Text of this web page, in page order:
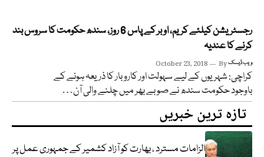
رجسٹریشن کیلئے کریم، اوبر کے پاس 6 روز، سندھ حکومت کا سروس بند
کرنے کا عندیہ
October 23, 2018 Byویب ڈیسک
کراچی: شہریوں کے لیے سہولت اور کاروبار کا ذریعہ ہونے کے
باوجود حکومت سندھ نے صوبے بھر میں چلنے والی آن…
تازہ ترین خبریں
الزامات مسترد ، بھارت کو آزاد کشمیر کے جمہوری عمل پر